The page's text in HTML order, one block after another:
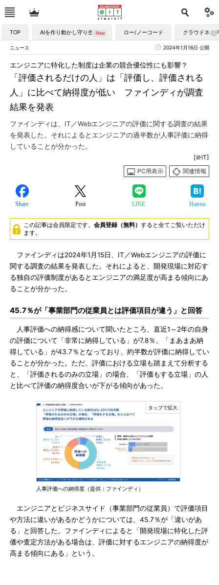
TOP AIを作り動かし守り生かす ロー/ノーコード クラウドネイ
ニュース 2024年1月16日 公開
「評価されるだけの人」は「評価し、評価される
人」に比べて納得度が低い ファインディが調査
結果を発表
エンジニアに特化した制度は企業の競合優位性にも影響？
ファインディは、IT／Webエンジニアの評価に関する調査の結果
を発表した。それによるとエンジニアの過半数が人事評価に納得
していることが分かった。
[＠IT]
PC用表示
関連情報
Share Post LINE Hatena
この記事は会員限定です。 会員登録（無料） すると全てご覧いただけ
ます。
ファインディは2024年1月15日、IT／Webエンジニアの評価に
関する調査の結果を発表した。それによると、開発現場に対応す
る独自の評価制度があるとエンジニアの満足度が高まる傾向にあ
ることが分かった。
45.7％が「事業部門の従業員とは評価項目が違う」と回答
人事評価への納得感について聞いたところ、直近1～2年の自身
の評価について「非常に納得している」が7.8％、「まあまあ納
得している」が43.7％となっており、約半数が評価に納得してい
ることが分かった。ただ、評価における立場も踏まえて分析する
と、「評価されるのみの立場」の場合、「評価もする立場」の人
と比べて評価の納得度合いが下がる傾向があった。
人事評価への納得度（提供：ファインディ）
エンジニアとビジネスサイド（事業部門の従業員）で評価項目
や方法に違いがあるかどうかについては、45.7％が「違いがあ
る」と回答した。ファインディによると「開発現場に特化した評
価や査定方法がある場合は、評価に対するエンジニアの納得度が
高まる傾向にある」という。